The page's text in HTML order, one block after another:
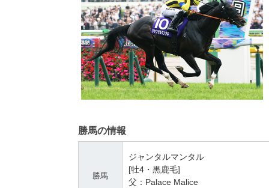
勝馬の情報
勝馬
ジャンタルマンタル
[牡4・黒鹿毛]
父：Palace Malice